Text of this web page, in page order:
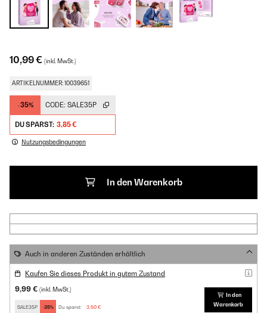
10,99 € (inkl. MwSt.)
ARTIKELNUMMER: 10039651
-35% CODE: SALE35P
DU SPARST: 3,85 €
Nutzungsbedingungen
In den Warenkorb
Auch in anderen Zuständen erhältlich
Kaufen Sie dieses Produkt in gutem Zustand
9,99 € (inkl. MwSt.)
SALE35P -35% Du sparst: 3,50 €
In den
Warenkorb